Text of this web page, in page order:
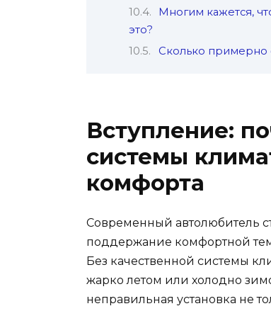
Многим кажется,
это?
Сколько примерно
Вступление:
системы
комфорта
Современный автолюбитель
поддержание комфортной
Без качественной системы
жарко летом или холодно
неправильная установка не